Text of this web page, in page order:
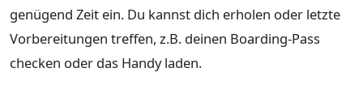
genügend Zeit ein. Du kannst dich erholen oder letzte
Vorbereitungen treffen, z.B. deinen Boarding-Pass
checken oder das Handy laden.